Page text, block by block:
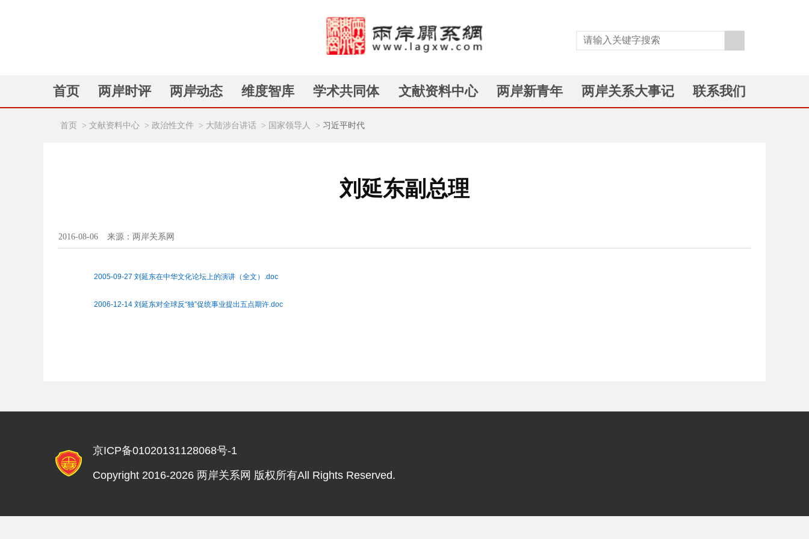
首页 两岸时评 两岸动态 维度智库 学术共同体 文献资料中心 两岸新青年 两岸关系大事记 联系我们
首页 > 文献资料中心 > 政治性文件 > 大陆涉台讲话 > 国家领导人 > 习近平时代
刘延东副总理
2016-08-06 来源：两岸关系网
2005-09-27 刘延东在中华文化论坛上的演讲（全文）.doc
2006-12-14 刘延东对全球反“独”促统事业提出五点期许.doc
京ICP备01020131128068号-1
Copyright 2016-2026 两岸关系网 版权所有All Rights Reserved.